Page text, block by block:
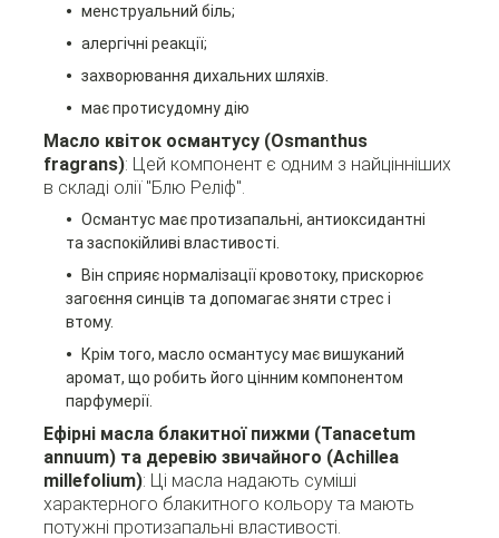
менструальний біль;
алергічні реакції;
захворювання дихальних шляхів.
має протисудомну дію
Масло квіток османтусу (Osmanthus
fragrans): Цей компонент є одним з найцінніших
в складі олії "Блю Реліф".
Османтус має протизапальні, антиоксидантні
та заспокійливі властивості.
Він сприяє нормалізації кровотоку, прискорює
загоєння синців та допомагає зняти стрес і
втому.
Крім того, масло османтусу має вишуканий
аромат, що робить його цінним компонентом
парфумерії.
Ефірні масла блакитної пижми (Tanacetum
annuum) та деревію звичайного (Achillea
millefolium): Ці масла надають суміші
характерного блакитного кольору та мають
потужні протизапальні властивості.